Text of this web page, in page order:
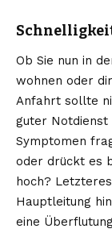
Ob Sie nun in
wohnen oder
Anfahrt sollte
guter Notdienst
Symptomen
oder drückt es
hoch?
Hauptleitung
eine